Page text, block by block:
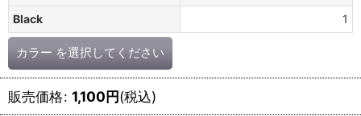
Black
1
カラー を選択してください
販売価格: 1,100円(税込)